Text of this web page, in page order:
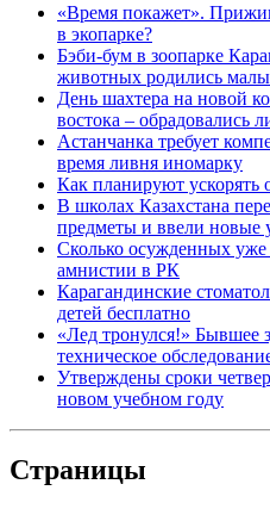
«Время покажет».
в экопарке?
Бэби-бум в зоопарке
животных родились
День шахтера на новой
востока – обрадовались
Астанчанка требует
время ливня иномарку
Как планируют ускорять
В школах Казахстана
предметы и ввели новые
Сколько осужденных
амнистии в РК
Карагандинские
детей бесплатно
«Лед тронулся!» Бывшее
техническое
Утверждены сроки
новом учебном году
Страницы